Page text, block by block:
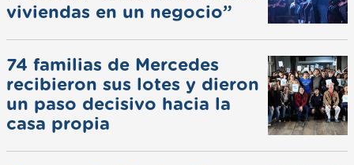
viviendas en un negocio”
74 familias de Mercedes
recibieron sus lotes y dieron
un paso decisivo hacia la
casa propia